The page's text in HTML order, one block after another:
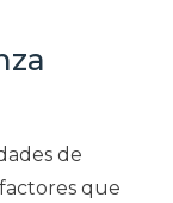
de
que